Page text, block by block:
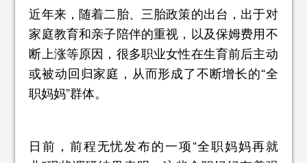
近年来，随着二胎、三胎政策的出台，出于对
家庭教育和亲子陪伴的重视，以及保姆费用不
断上涨等原因，很多职业女性在生育前后主动
或被动回归家庭，从而形成了不断增长的“全
职妈妈”群体。
日前，前程无忧发布的一项“全职妈妈再就